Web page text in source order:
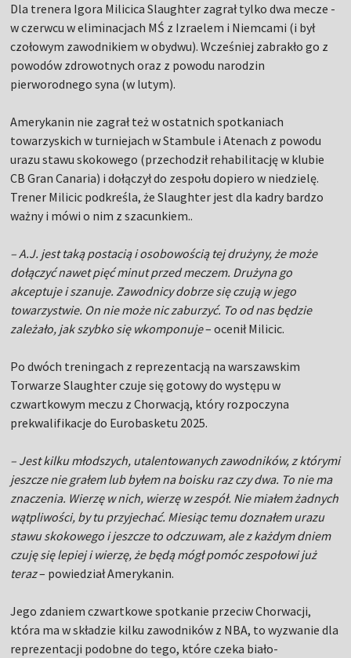
Dla trenera Igora Milicica Slaughter zagrał tylko dwa mecze -
w czerwcu w eliminacjach MŚ z Izraelem i Niemcami (i był
czołowym zawodnikiem w obydwu). Wcześniej zabrakło go z
powodów zdrowotnych oraz z powodu narodzin
pierworodnego syna (w lutym).
Amerykanin nie zagrał też w ostatnich spotkaniach
towarzyskich w turniejach w Stambule i Atenach z powodu
urazu stawu skokowego (przechodził rehabilitację w klubie
CB Gran Canaria) i dołączył do zespołu dopiero w niedzielę.
Trener Milicic podkreśla, że Slaughter jest dla kadry bardzo
ważny i mówi o nim z szacunkiem..
– A.J. jest taką postacią i osobowością tej drużyny, że może
dołączyć nawet pięć minut przed meczem. Drużyna go
akceptuje i szanuje. Zawodnicy dobrze się czują w jego
towarzystwie. On nie może nic zaburzyć. To od nas będzie
zależało, jak szybko się wkomponuje– ocenił Milicic.
Po dwóch treningach z reprezentacją na warszawskim
Torwarze Slaughter czuje się gotowy do występu w
czwartkowym meczu z Chorwacją, który rozpoczyna
prekwalifikacje do Eurobasketu 2025.
– Jest kilku młodszych, utalentowanych zawodników, z którymi
jeszcze nie grałem lub byłem na boisku raz czy dwa. To nie ma
znaczenia. Wierzę w nich, wierzę w zespół. Nie miałem żadnych
wątpliwości, by tu przyjechać. Miesiąc temu doznałem urazu
stawu skokowego i jeszcze to odczuwam, ale z każdym dniem
czuję się lepiej i wierzę, że będą mógł pomóc zespołowi już
teraz– powiedział Amerykanin.
Jego zdaniem czwartkowe spotkanie przeciw Chorwacji,
która ma w składzie kilku zawodników z NBA, to wyzwanie dla
reprezentacji podobne do tego, które czeka biało-